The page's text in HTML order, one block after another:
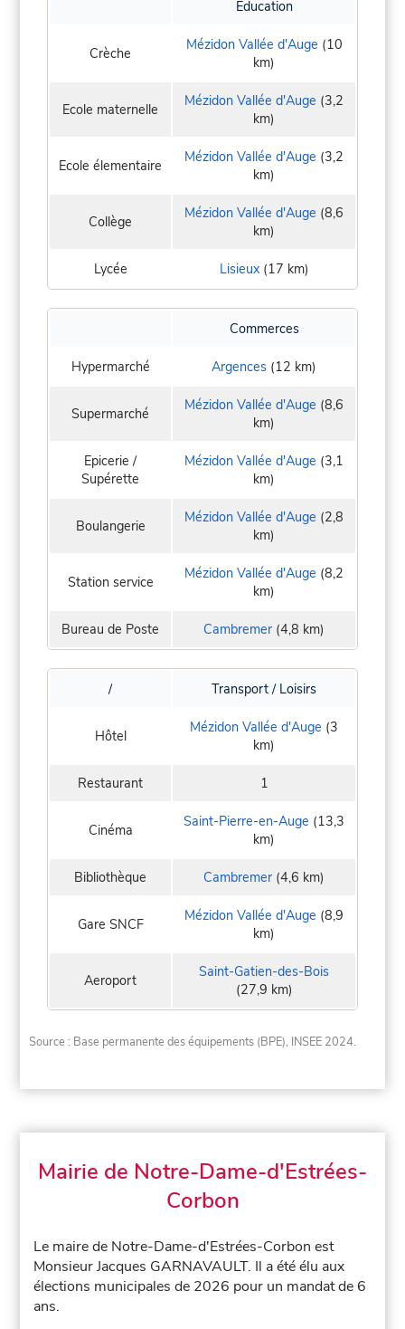
Education
Crèche Mézidon Vallée d'Auge (10
km)
Ecole maternelle Mézidon Vallée d'Auge (3,2
km)
Ecole élementaire Mézidon Vallée d'Auge (3,2
km)
Collège Mézidon Vallée d'Auge (8,6
km)
Lycée Lisieux(17 km)
Commerces
Hypermarché Argences (12 km)
Supermarché Mézidon Vallée d'Auge (8,6
km)
Epicerie /
Supérette
Mézidon Vallée d'Auge (3,1
km)
Boulangerie Mézidon Vallée d'Auge (2,8
km)
Station service Mézidon Vallée d'Auge (8,2
km)
Bureau de Poste Cambremer (4,8 km)
/ Transport / Loisirs
Hôtel Mézidon Vallée d'Auge (3
km)
Restaurant 1
Cinéma Saint-Pierre-en-Auge (13,3
km)
Bibliothèque Cambremer (4,6 km)
Gare SNCF Mézidon Vallée d'Auge (8,9
km)
Aeroport
Saint-Gatien-des-Bois
(27,9 km)
Source : Base permanente des équipements (BPE), INSEE 2024.
Mairie de Notre-Dame-d'Estrées-
Corbon
Le maire de Notre-Dame-d'Estrées-Corbon est
Monsieur Jacques GARNAVAULT. Il a été élu aux
élections municipales de 2026 pour un mandat de 6
ans.